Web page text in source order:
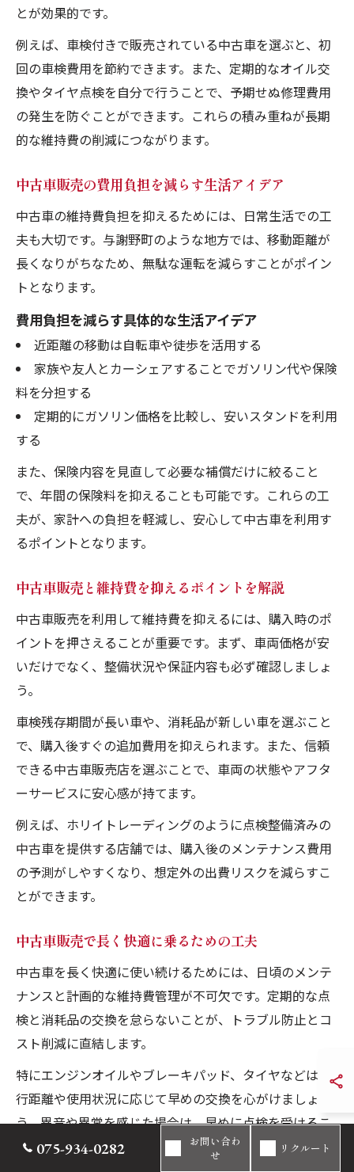
とが効果的です。
例えば、車検付きで販売されている中古車を選ぶと、初
回の車検費用を節約できます。また、定期的なオイル交
換やタイヤ点検を自分で行うことで、予期せぬ修理費用
の発生を防ぐことができます。これらの積み重ねが長期
的な維持費の削減につながります。
中古車販売の費用負担を減らす生活アイデア
中古車の維持費負担を抑えるためには、日常生活での工
夫も大切です。与謝野町のような地方では、移動距離が
長くなりがちなため、無駄な運転を減らすことがポイン
トとなります。
費用負担を減らす具体的な生活アイデア
近距離の移動は自転車や徒歩を活用する
家族や友人とカーシェアすることでガソリン代や保険
料を分担する
定期的にガソリン価格を比較し、安いスタンドを利用
する
また、保険内容を見直して必要な補償だけに絞ること
で、年間の保険料を抑えることも可能です。これらの工
夫が、家計への負担を軽減し、安心して中古車を利用す
るポイントとなります。
中古車販売と維持費を抑えるポイントを解説
中古車販売を利用して維持費を抑えるには、購入時のポ
イントを押さえることが重要です。まず、車両価格が安
いだけでなく、整備状況や保証内容も必ず確認しましょ
う。
車検残存期間が長い車や、消耗品が新しい車を選ぶこと
で、購入後すぐの追加費用を抑えられます。また、信頼
できる中古車販売店を選ぶことで、車両の状態やアフタ
ーサービスに安心感が持てます。
例えば、ホリイトレーディングのように点検整備済みの
中古車を提供する店舗では、購入後のメンテナンス費用
の予測がしやすくなり、想定外の出費リスクを減らすこ
とができます。
中古車販売で長く快適に乗るための工夫
中古車を長く快適に使い続けるためには、日頃のメンテ
ナンスと計画的な維持費管理が不可欠です。定期的な点
検と消耗品の交換を怠らないことが、トラブル防止とコ
スト削減に直結します。
特にエンジンオイルやブレーキパッド、タイヤなどは走
行距離や使用状況に応じて早めの交換を心がけましょ
う。異音や異常を感じた場合は、早めに点検を受けるこ
とで大きな修理費用を防げます。
075-934-0282
お問い合わ
せ
リクルート